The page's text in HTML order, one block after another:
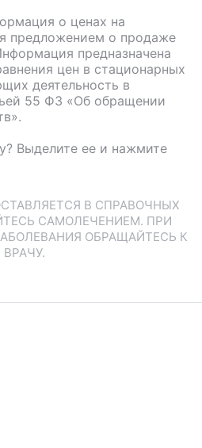
о ценах на
предложением о продаже
предназначена
цен в стационарных
деятельность в
55 ФЗ «Об обращении
Выделите ее и нажмите
В СПРАВОЧНЫХ
САМОЛЕЧЕНИЕМ. ПРИ
ОБРАЩАЙТЕСЬ К
ВРАЧУ.